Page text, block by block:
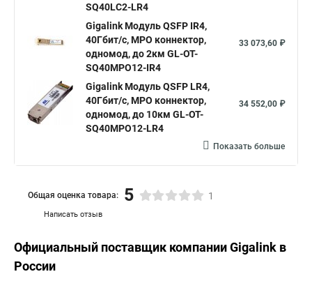
SQ40LC2-LR4
Gigalink Модуль QSFP IR4,
40Гбит/c, MPO коннектор,
одномод, до 2км GL-OT-
SQ40MPO12-IR4
33 073,60 ₽
Gigalink Модуль QSFP LR4,
40Гбит/c, MPO коннектор,
одномод, до 10км GL-OT-
SQ40MPO12-LR4
34 552,00 ₽
Показать больше
Написать отзыв
Общая оценка товара: 5 1
Официальный поставщик компанииGigalink в
России